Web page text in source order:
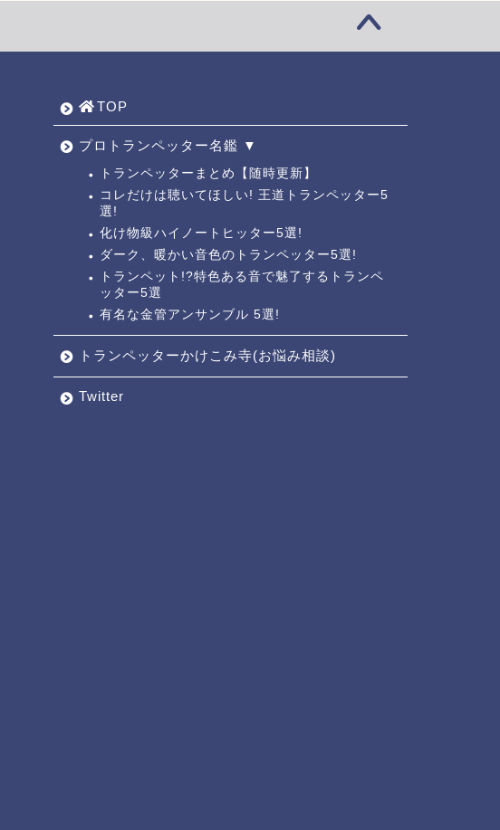
TOP
プロトランペッター名鑑 ▼
トランペッターまとめ【随時更新】
コレだけは聴いてほしい! 王道トランペッター5
選!
化け物級ハイノートヒッター5選!
ダーク、暖かい音色のトランペッター5選!
トランペット!?特色ある音で魅了するトランペ
ッター5選
有名な金管アンサンブル 5選!
トランペッターかけこみ寺(お悩み相談)
Twitter